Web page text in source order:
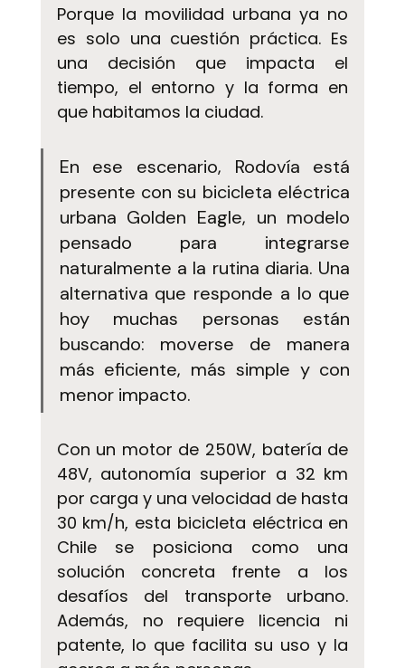
Porque la movilidad urbana ya no
es solo una cuestión práctica. Es
una decisión que impacta el
tiempo, el entorno y la forma en
que habitamos la ciudad.
En ese escenario, Rodovía está
presente con su bicicleta eléctrica
urbana Golden Eagle, un modelo
pensado para integrarse
naturalmente a la rutina diaria. Una
alternativa que responde a lo que
hoy muchas personas están
buscando: moverse de manera
más eficiente, más simple y con
menor impacto.
Con un motor de 250W, batería de
48V, autonomía superior a 32 km
por carga y una velocidad de hasta
30 km/h, esta bicicleta eléctrica en
Chile se posiciona como una
solución concreta frente a los
desafíos del transporte urbano.
Además, no requiere licencia ni
patente, lo que facilita su uso y la